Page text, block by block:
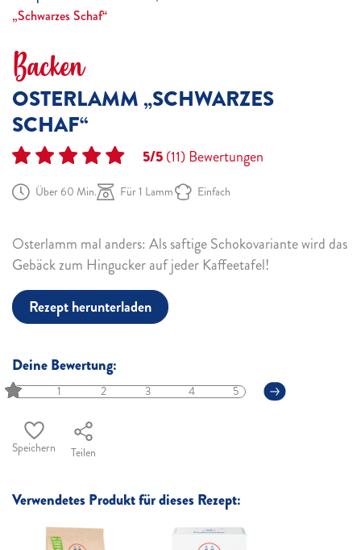
„Schwarzes Schaf“
Backen
OSTERLAMM „SCHWARZES
SCHAF“
5/5(11)Bewertungen
Über 60 Min. Für 1 Lamm Einfach
Osterlamm mal anders: Als saftige Schokovariante wird das
Gebäck zum Hingucker auf jeder Kaffeetafel!
Rezept herunterladen
Deine Bewertung:
1 2 3 4 5
Speichern Teilen
Verwendetes Produkt für dieses Rezept: